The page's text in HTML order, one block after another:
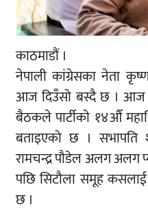
काठमाडौं ।
नेपाली कांग्रेसका नेता
आज दिउँसो बस्दै छ । आज
बैठकले पार्टीको १४औँ
बताइएको छ । सभापति
रामचन्द्र पौडेल अलग अलग
पछि सिटौला समूह कसलाई
छ ।